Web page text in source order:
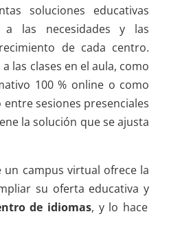
soluciones educativas
las necesidades y las
de cada centro.
las clases en el aula, como
100 % online o como
sesiones presenciales
la solución que se ajusta
un campus virtual ofrece la
su oferta educativa y
de idiomas, y lo hace